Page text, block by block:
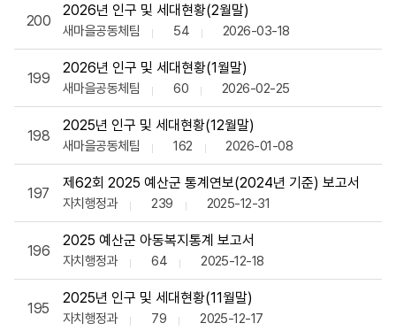
200
2026년 인구 및 세대현황(2월말)
새마을공동체팀 54 2026-03-18
199
2026년 인구 및 세대현황(1월말)
새마을공동체팀 60 2026-02-25
198
2025년 인구 및 세대현황(12월말)
새마을공동체팀 162 2026-01-08
197
제62회 2025 예산군 통계연보(2024년 기준) 보고서
자치행정과 239 2025-12-31
196
2025 예산군 아동복지통계 보고서
자치행정과 64 2025-12-18
195
2025년 인구 및 세대현황(11월말)
자치행정과 79 2025-12-17